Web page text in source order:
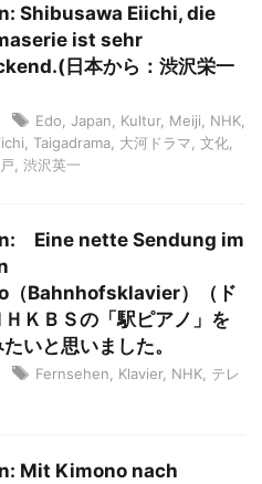
Shibusawa Eiichi, die
ist sehr
日本から：渋沢栄一
Edo Japan Kultur, Meiji NHK
Taigadrama 大河ドラマ 文化
渋沢英一
Eine nette Sendung im
（Bahnhofsklavier）（ド
ＫＢＳの「駅ピアノ」を
いと思いました。
Fernsehen Klavier, NHK テレ
Mit Kimono nach